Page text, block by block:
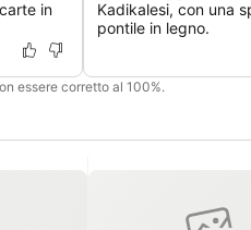
in
Kadikalesi, con una
pontile in legno.
essere corretto al 100%.